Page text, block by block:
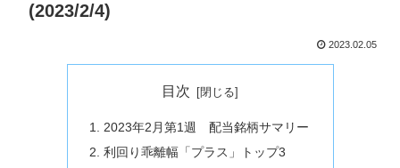
(2023/2/4)
2023.02.05
目次
2023年2月第1週 配当銘柄サマリー
利回り乖離幅「プラス」トップ3